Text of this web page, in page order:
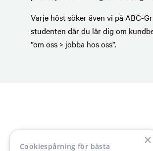
Varje höst söker även vi på ABC-
studenten där du lär dig om
”om oss > jobba hos oss”.
×
Cookiespårning för bästa